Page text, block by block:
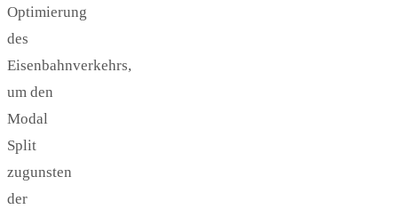
Optimierung
des
Eisenbahnverkehrs,
um den
Modal
Split
zugunsten
der